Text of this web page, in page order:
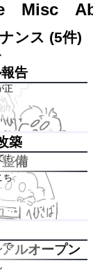
Misc
ンス (5件)
報告
正
築
も備
ち
てルオープン